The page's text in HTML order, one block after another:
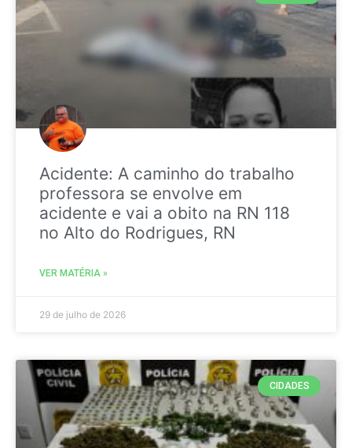
Acidente: A caminho do trabalho
professora se envolve em
acidente e vai a obito na RN 118
no Alto do Rodrigues, RN
VER MATÉRIA »
29 de julho de 2026
CIDADES